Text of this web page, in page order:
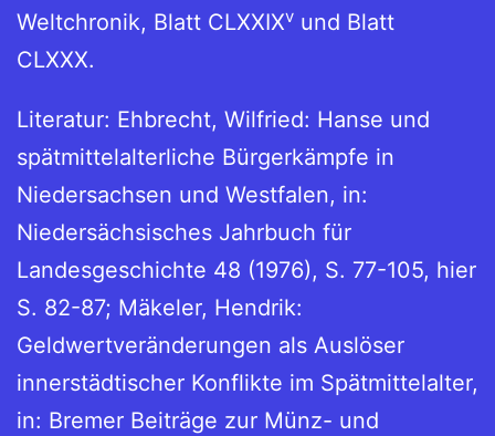
Weltchronik, Blatt CLXXIXv und Blatt
CLXXX.
Literatur: Ehbrecht, Wilfried: Hanse und
spätmittelalterliche Bürgerkämpfe in
Niedersachsen und Westfalen, in:
Niedersächsisches Jahrbuch für
Landesgeschichte 48 (1976), S. 77-105, hier
S. 82-87; Mäkeler, Hendrik:
Geldwertveränderungen als Auslöser
innerstädtischer Konflikte im Spätmittelalter,
in: Bremer Beiträge zur Münz- und